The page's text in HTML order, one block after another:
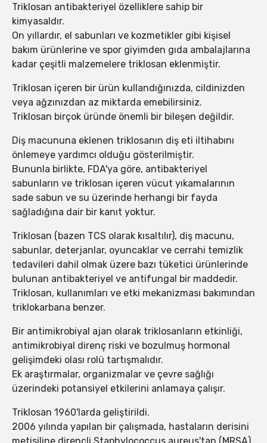
Triklosan antibakteriyel özelliklere sahip bir
kimyasaldır.
On yıllardır, el sabunları ve kozmetikler gibi kişisel
bakım ürünlerine ve spor giyimden gıda ambalajlarına
kadar çeşitli malzemelere triklosan eklenmiştir.
Triklosan içeren bir ürün kullandığınızda, cildinizden
veya ağzınızdan az miktarda emebilirsiniz.
Triklosan birçok üründe önemli bir bileşen değildir.
Diş macununa eklenen triklosanın diş eti iltihabını
önlemeye yardımcı olduğu gösterilmiştir.
Bununla birlikte, FDA'ya göre, antibakteriyel
sabunların ve triklosan içeren vücut yıkamalarının
sade sabun ve su üzerinde herhangi bir fayda
sağladığına dair bir kanıt yoktur.
Triklosan (bazen TCS olarak kısaltılır), diş macunu,
sabunlar, deterjanlar, oyuncaklar ve cerrahi temizlik
tedavileri dahil olmak üzere bazı tüketici ürünlerinde
bulunan antibakteriyel ve antifungal bir maddedir.
Triklosan, kullanımları ve etki mekanizması bakımından
triklokarbana benzer.
Bir antimikrobiyal ajan olarak triklosanların etkinliği,
antimikrobiyal direnç riski ve bozulmuş hormonal
gelişimdeki olası rolü tartışmalıdır.
Ek araştırmalar, organizmalar ve çevre sağlığı
üzerindeki potansiyel etkilerini anlamaya çalışır.
Triklosan 1960'larda geliştirildi.
2006 yılında yapılan bir çalışmada, hastaların derisini